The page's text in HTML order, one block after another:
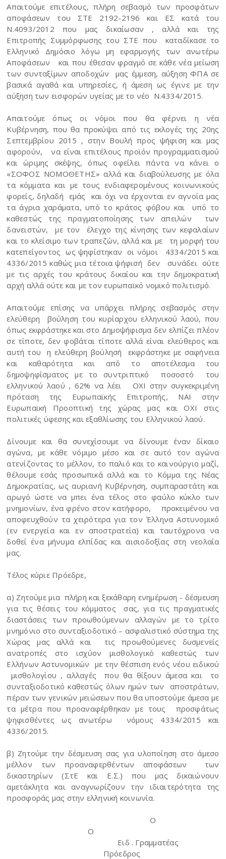
Απαιτούμε επιτέλους, πλήρη σεβασμό των προσφάτων
αποφάσεων του ΣΤΕ 2192-2196 και ΕΣ κατά του
Ν.4093/2012 που μας δικαίωσαν , αλλά και της
Επιτροπής Συμμόρφωσης του ΣΤΕ που καταδίκασε το
Ελληνικό Δημόσιο λόγω μη εφαρμογής των ανωτέρω
Αποφάσεων και που έθεσαν φραγμό σε κάθε νέα μείωση
των συνταξίμων αποδοχών μας έμμεση, αύξηση ΦΠΑ σε
βασικά αγαθά και υπηρεσίες, ή άμεση ως έγινε με την
αύξηση των εισφορών υγείας με το νέο Ν.4334/2015.
Απαιτούμε όπως οι νόμοι που θα φέρνει η νέα
Κυβέρνηση, που θα προκύψει από τις εκλογές της 20ης
Σεπτεμβρίου 2015 , στην Βουλή προς ψήφιση και μας
αφορούν, να είναι επιτέλους προϊόν προγραμματισμού
και ώριμης σκέψης, όπως οφείλει πάντα να κάνει ο
«ΣΟΦΟΣ ΝΟΜΟΘΕΤΗΣ» αλλά και διαβούλευσης με όλα
τα κόμματα και με τους ενδιαφερομένους κοινωνικούς
φορείς, δηλαδή εμάς και όχι να έρχονται εν αγνοία μας
τα άγρια χαράματα, υπό το κράτος φόβου και υπό το
καθεστώς της πραγματοποίησης των απειλών των
δανειστών, με τον έλεγχο της κίνησης των κεφαλαίων
και το κλείσιμο των τραπεζών, αλλά και με τη μορφή του
κατεπείγοντος ως ψηφίστηκαν οι νόμοι 4334/2015 και
4336/2015 καθώς μια τέτοια ψήφισή δεν συνάδει ούτε
με τις αρχές του κράτους δικαίου και την δημοκρατική
αρχή αλλά ούτε και με τον ευρωπαϊκό νομικό πολιτισμό.
Απαιτούμε επίσης να υπάρχει πλήρης σεβασμός στην
ελεύθερη βούληση του κυρίαρχου ελληνικού λαού, που
όπως εκφράστηκε και στο Δημοψήφισμα δεν ελπίζει πλέον
σε τίποτε, δεν φοβάται τίποτε αλλά είναι ελεύθερος και
αυτή του η ελεύθερη βούλησή εκφράστηκε με σαφήνεια
και καθαρότητα και από το αποτέλεσμα του
δημοψηφίσματος με το συντριπτικό ποσοστό του
ελληνικού λαού , 62% να λέει ΟΧΙ στην συγκεκριμένη
πρόταση της Ευρωπαϊκής Επιτροπής, ΝΑΙ στην
Ευρωπαϊκή Προοπτική της χώρας μας και ΟΧΙ στις
πολιτικές ύφεσης και εξαθλίωσης του Ελληνικού λαού.
Δίνουμε και θα συνεχίσουμε να δίνουμε έναν δίκαιο
αγώνα, με κάθε νόμιμο μέσο και σε αυτό τον αγώνα
ατενίζοντας το μέλλον, το παλιό και το καινούργιο μαζί,
θέλουμε εσάς προσωπικά αλλά και το Κόμμα της Νέας
Δημοκρατίας, ως αυριανή Κυβέρνηση, συμπαραστάτη και
αρωγό ώστε να μπει ένα τέλος στο φαύλο κύκλο των
μνημονίων, ένα φρένο στον κατήφορο, προκειμένου να
αποφευχθούν τα χειρότερα για τον Έλληνα Αστυνομικό
(εν ενεργεία και εν αποστρατεία) και ταυτόχρονα να
δοθεί ένα μήνυμα ελπίδας και αισιοδοξίας στη νεολαία
μας.
Τέλος κύριε Πρόεδρε,
α) Ζητούμε μια πλήρη και ξεκάθαρη ενημέρωση - δέσμευση
για τις θέσεις του κόμματος σας, για τις πραγματικές
διαστάσεις των προωθούμενων αλλαγών με το τρίτο
μνημόνιο στο συνταξιοδοτικό – ασφαλιστικό σύστημα της
Χώρας μας αλλά και τις προωθούμενες δυσμενείς
ανατροπές στο ισχύον μισθολογικό καθεστώς των
Ελλήνων Αστυνομικών με την θέσπιση ενός νέου ειδικού
μισθολογίου , αλλαγές που θα θίξουν άμεσα και το
συνταξιοδοτικό καθεστώς όλων ημών των αποστράτων,
πέραν των γενικών μειώσεων που θα υποστούμε άμεσα με
τα μέτρα που προαναφέρθηκαν με τους προσφάτως
ψηφισθέντες ως ανωτέρω νόμους 4334/2015 και
4336/2015.
β) Ζητούμε την δέσμευση σας για υλοποίηση στο άμεσο
μέλλον των προαναφερθέντων αποφάσεων των
δικαστηρίων (ΣτΕ και Ε.Σ.) που μας δικαιώνουν
αμετάκλητα και αναγνωρίζουν την ιδιαιτερότητα της
προσφοράς μας στην ελληνική κοινωνία.
Ο
Ο
Ειδ . Γραμματέας
Πρόεδρος